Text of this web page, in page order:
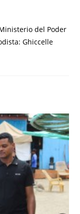
del Poder
Ghiccelle